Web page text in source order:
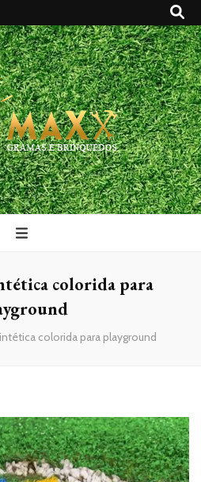
colorida para
colorida para playground